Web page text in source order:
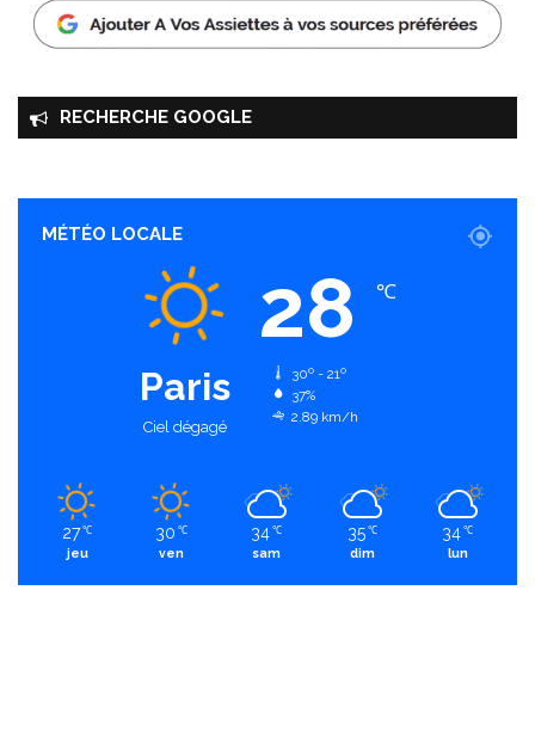
RECHERCHE GOOGLE
MÉTÉO LOCALE
Paris
Ciel dégagé
28 ℃
30º - 21º
37%
2.89 km/h
27 ℃
jeu
30 ℃
ven
34 ℃
sam
35 ℃
dim
34 ℃
lun